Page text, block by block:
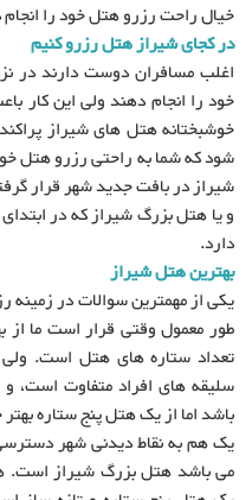
خیال راحت رزرو هتل خود را
در کجای شیراز هتل رزرو کنیم
اغلب مسافران دوست دارند در
خود را انجام دهند ولی این کار
خوشبختانه هتل های شیراز
شود که شما به راحتی رزرو هتل
شیراز در بافت جدید شهر قرار
و یا هتل بزرگ شیراز که در
دارد.
بهترین هتل شیراز
یکی از مهمترین سوالات در
طور معمول وقتی قرار است ما از
تعداد ستاره های هتل است. ولی
باشد اما از یک هتل پنج ستاره
یک هم به نقاط دیدنی شهر
می باشد هتل بزرگ شیراز